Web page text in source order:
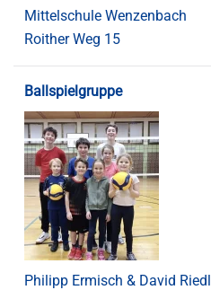
Mittelschule Wenzenbach
Roither Weg 15
Ballspielgruppe
Philipp Ermisch & David Riedl